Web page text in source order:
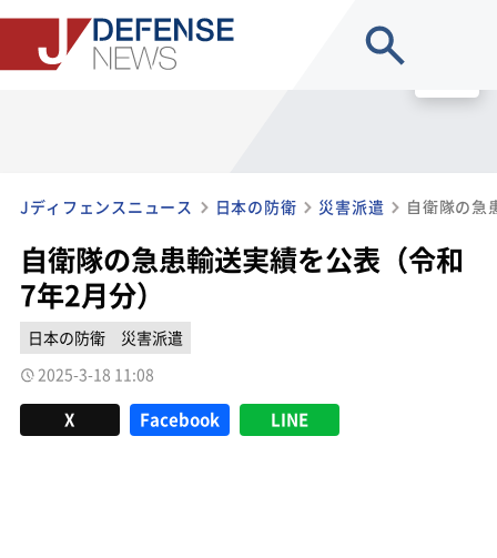
Jディフェンスニュース 日本の防衛 災害派遣 自衛隊の急
自衛隊の急患輸送実績を公表（令和
7年2月分）
日本の防衛
災害派遣
2025-3-18 11:08
X Facebook LINE